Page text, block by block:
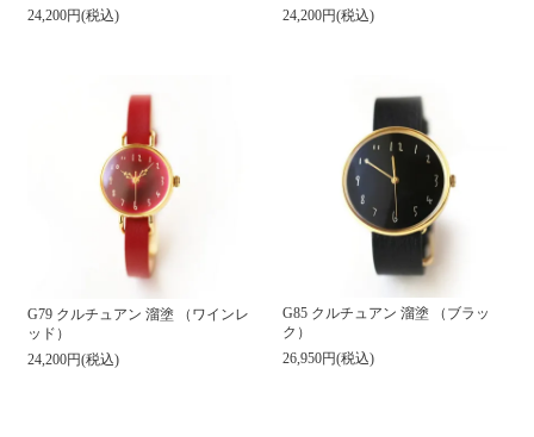
24,200円(税込)
24,200円(税込)
G79 クルチュアン 溜塗 （ワインレ
ッド）
24,200円(税込)
G85 クルチュアン 溜塗 （ブラッ
ク）
26,950円(税込)